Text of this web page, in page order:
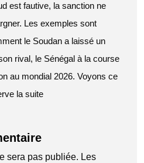
est fautive, la sanction ne
Les exemples sont
le Soudan a laissé un
rival, le Sénégal à la course
au mondial 2026. Voyons ce
la suite
sera pas publiée. Les